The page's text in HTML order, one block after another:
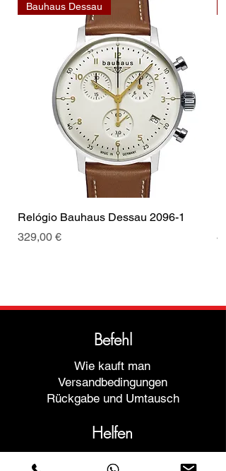
Bauhaus Dessau
Relógio Bauhaus Dessau 2096-1
Preis
329,00 €
Befehl
Wie kauft man
Versandbedingungen
Rückgabe und Umtausch
Helfen